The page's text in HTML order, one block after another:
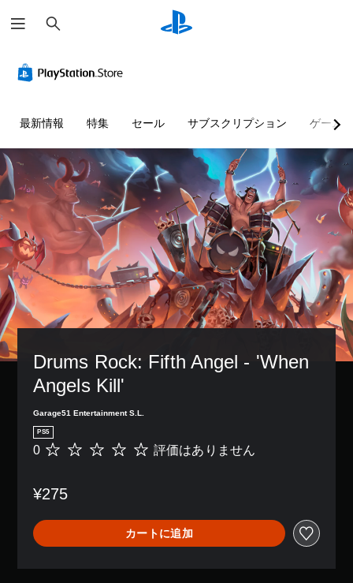
索
最新情報 特集 セール サブスクリプション ゲーム
Drums Rock: Fifth Angel - 'When
Angels Kill'
Garage51 Entertainment S.L.
PS5
評
あ
ま
せ
ん
0 評価はありません
¥275
カートに追加